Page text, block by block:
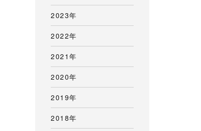
2023年
2022年
2021年
2020年
2019年
2018年